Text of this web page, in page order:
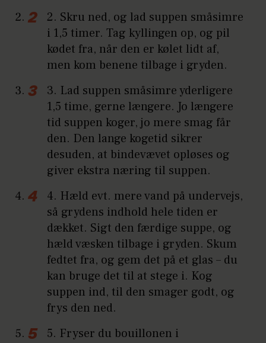
2. Skru ned, og lad suppen småsimre
i 1,5 timer. Tag kyllingen op, og pil
kødet fra, når den er kølet lidt af,
men kom benene tilbage i gryden.
3. Lad suppen småsimre yderligere
1,5 time, gerne længere. Jo længere
tid suppen koger, jo mere smag får
den. Den lange kogetid sikrer
desuden, at bindevævet opløses og
giver ekstra næring til suppen.
4. Hæld evt. mere vand på undervejs,
så grydens indhold hele tiden er
dækket. Sigt den færdige suppe, og
hæld væsken tilbage i gryden. Skum
fedtet fra, og gem det på et glas – du
kan bruge det til at stege i. Kog
suppen ind, til den smager godt, og
frys den ned.
5. Fryser du bouillonen i